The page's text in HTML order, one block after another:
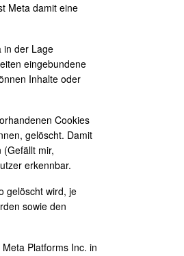
Meta damit eine
in der Lage
eingebundene
Inhalte oder
Cookies
gelöscht. Damit
mir,
erkennbar.
gelöscht wird, je
sowie den
Platforms Inc. in